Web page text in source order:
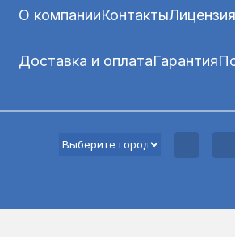
О компанииКонтактыЛицензия
Доставка и оплатаГарантия